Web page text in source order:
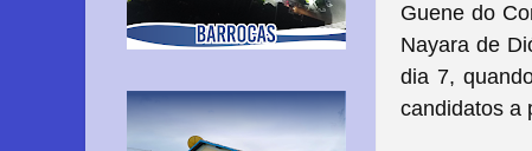
Guene do
Nayara de
dia 7,
candidatos a